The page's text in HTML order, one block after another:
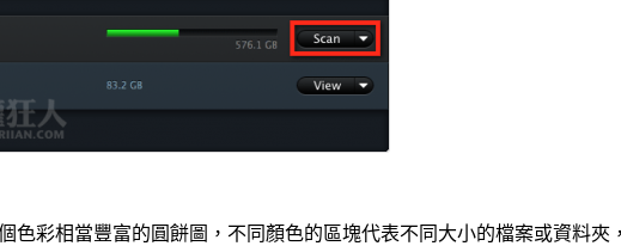
色彩相當豐富的圓餅圖，不同顏色的區塊代表不同大小的檔案或資料